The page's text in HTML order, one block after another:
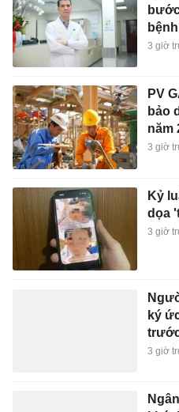
3 giờ
PV
bảo
năm
3 giờ
Kỷ
dọa
3 giờ
ký
3 giờ